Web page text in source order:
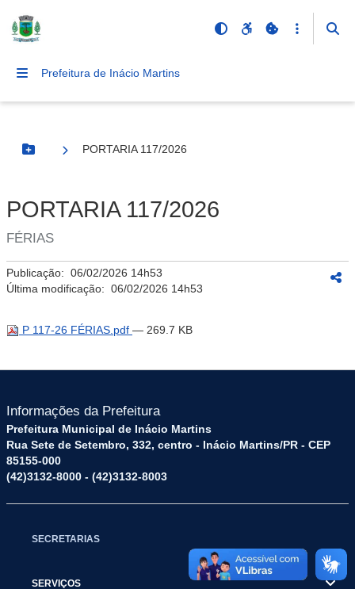
Prefeitura de Inácio Martins
Botão Menu
PORTARIA 117/2026
PORTARIA 117/2026
FÉRIAS
Publicação: 06/02/2026 14h53
Última modificação: 06/02/2026 14h53
P 117-26 FÉRIAS.pdf — 269.7 KB
Informações da Prefeitura
Prefeitura Municipal de Inácio Martins
Rua Sete de Setembro, 332, centro - Inácio Martins/PR - CEP
85155-000
(42)3132-8000 - (42)3132-8003
SECRETARIAS
SERVIÇOS